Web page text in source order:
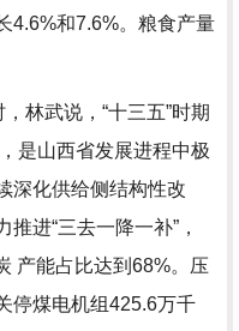
4.6%和7.6%。粮食产量
林武说，“十三五”时期
是山西省发展进程中极
深化供给侧结构性改
进“三去一降一补”，
产能占比达到68%。压
停煤电机组425.6万千